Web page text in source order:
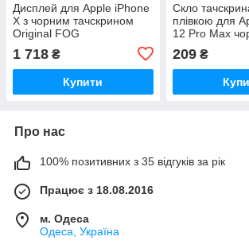
Дисплей для Apple iPhone
X з чорним тачскрином
Original FOG
1 718 ₴
Купити
Скло
плівкою для
12 Pro Max
209₴
Про нас
100% позитивних з 35 відгуків за рік
Працює з 18.08.2016
м. Одеса
Одеса, Україна